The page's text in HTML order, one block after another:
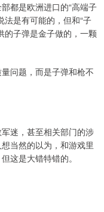
都是欧洲进口的“高端子
法是有可能的，但和“子
的子弹是金子做的，一颗
问题，而是子弹和枪不
迷，甚至相关部门的涉
当然的以为，和游戏里
这是大错特错的。